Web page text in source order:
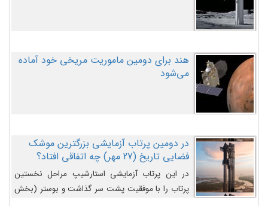
هند برای دومین ماموریت مریخی خود آماده
می‌شود
در دومین پرتاب آزمایشی بزرگترین موشک
فضایی تاریخ (27 مهر‌) چه اتفاقی افتاد؟
در این پرتاب آزمایشی استارشیپ مراحل نخستین
پرتاب را با موفقیت پشت سر گذاشت و بوستر (بخش